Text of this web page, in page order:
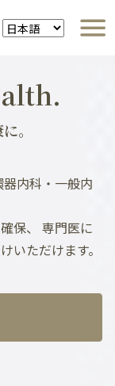
。
内科・一般内
保、
いただけます。